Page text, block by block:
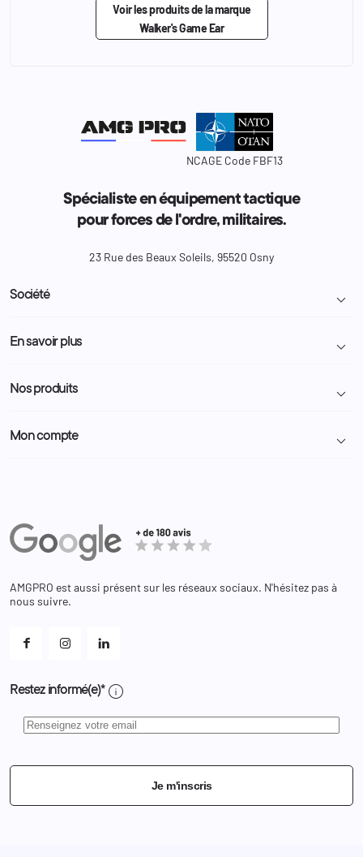
Voir les produits de la marque
Walker's Game Ear
NCAGE Code FBF13
Spécialiste en équipement tactique
pour forces de l'ordre, militaires.
23 Rue des Beaux Soleils, 95520 Osny
Société 
Livraison et retour colis
Demande de devis
Nous contacter
En savoir plus 
Programme Fidélité
Administration
Nos produits 
Police Municipale | ASVP
Equipements
Bagagerie
Mon compte 
Adresses
Bons de réduction
Et les cookies ?
AMGPRO est aussi présent sur les réseaux sociaux. N'hésitez pas à
nous suivre.
Restez informé(e)* info
Je m'inscris